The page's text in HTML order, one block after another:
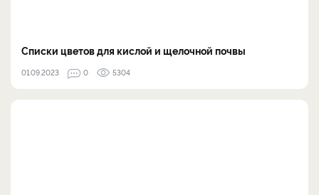
Списки цветов для кислой и щелочной почвы
01.09.2023 0 5304